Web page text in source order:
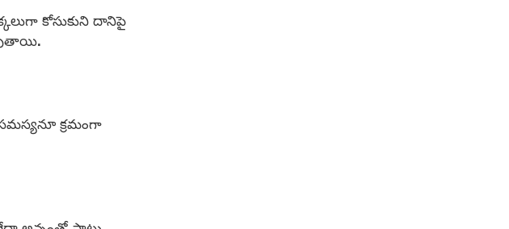
కోసుకుని దానిపై
క్రమంగా